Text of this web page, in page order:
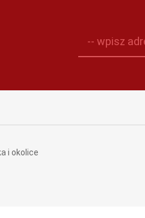
-- wpisz
i okolice